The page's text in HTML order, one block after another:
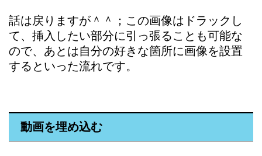
話は戻りますが＾＾；この画像はドラックし
て、挿入したい部分に引っ張ることも可能な
ので、あとは自分の好きな箇所に画像を設置
するといった流れです。
動画を埋め込む